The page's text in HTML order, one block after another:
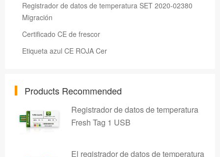
Registrador de datos de temperatura SET 2020-02380
Migración
Certificado CE de frescor
Etiqueta azul CE ROJA Cer
Products Recommended
Registrador de datos de temperatura
Fresh Tag 1 USB
El registrador de datos de temperatura